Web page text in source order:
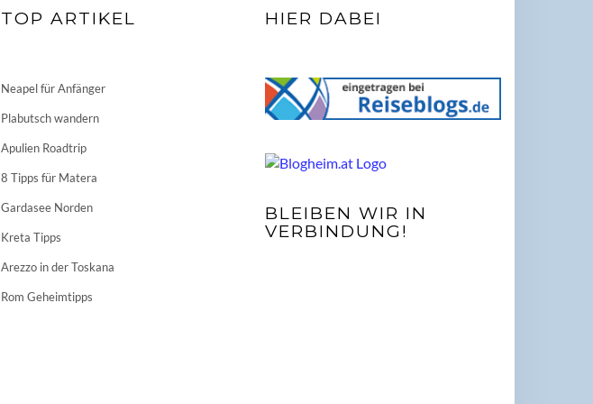
TOP ARTIKEL
Neapel für Anfänger
Plabutsch wandern
Apulien Roadtrip
8 Tipps für Matera
Gardasee Norden
Kreta Tipps
Arezzo in der Toskana
Rom Geheimtipps
HIER DABEI
BLEIBEN WIR IN
VERBINDUNG!